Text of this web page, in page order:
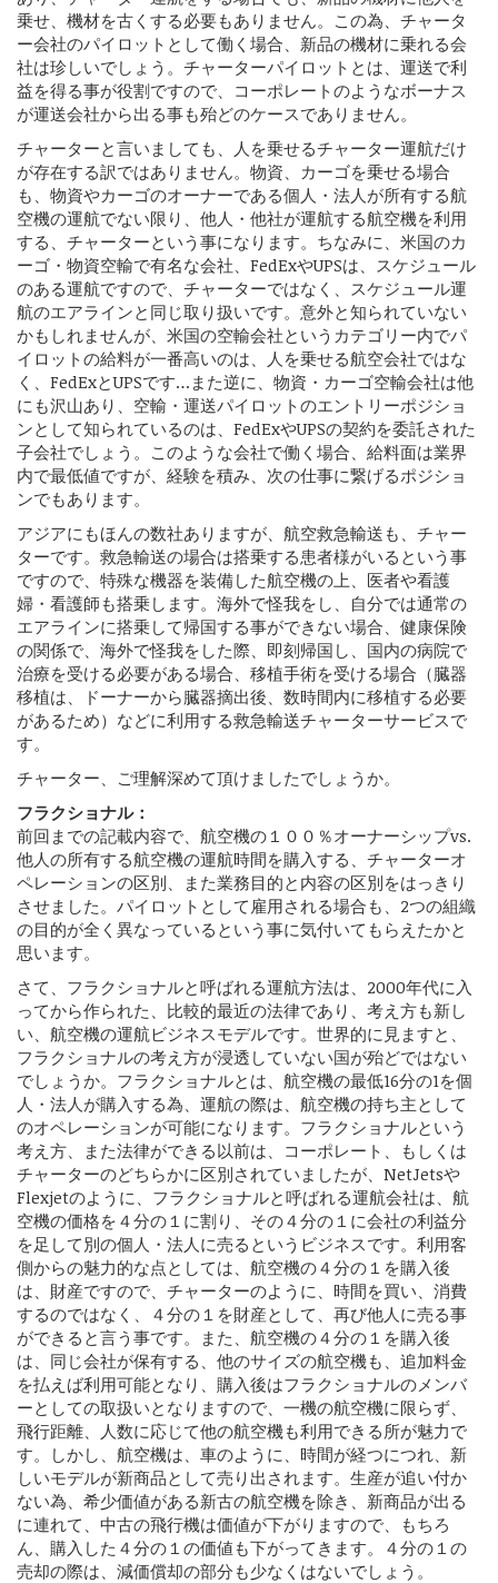
乗せ、機材を古くする必要もありません。この為、チャータ
ー会社のパイロットとして働く場合、新品の機材に乗れる会
社は珍しいでしょう。チャーターパイロットとは、運送で利
益を得る事が役割ですので、コーポレートのようなボーナス
が運送会社から出る事も殆どのケースでありません。
チャーターと言いましても、人を乗せるチャーター運航だけ
が存在する訳ではありません。物資、カーゴを乗せる場合
も、物資やカーゴのオーナーである個人・法人が所有する航
空機の運航でない限り、他人・他社が運航する航空機を利用
する、チャーターという事になります。ちなみに、米国のカ
ーゴ・物資空輸で有名な会社、FedExやUPSは、スケジュール
のある運航ですので、チャーターではなく、スケジュール運
航のエアラインと同じ取り扱いです。意外と知られていない
かもしれませんが、米国の空輸会社というカテゴリー内でパ
イロットの給料が一番高いのは、人を乗せる航空会社ではな
く、FedExとUPSです…また逆に、物資・カーゴ空輸会社は他
にも沢山あり、空輸・運送パイロットのエントリーポジショ
ンとして知られているのは、FedExやUPSの契約を委託された
子会社でしょう。このような会社で働く場合、給料面は業界
内で最低値ですが、経験を積み、次の仕事に繋げるポジショ
ンでもあります。
アジアにもほんの数社ありますが、航空救急輸送も、チャー
ターです。救急輸送の場合は搭乗する患者様がいるという事
ですので、特殊な機器を装備した航空機の上、医者や看護
婦・看護師も搭乗します。海外で怪我をし、自分では通常の
エアラインに搭乗して帰国する事ができない場合、健康保険
の関係で、海外で怪我をした際、即刻帰国し、国内の病院で
治療を受ける必要がある場合、移植手術を受ける場合（臓器
移植は、ドーナーから臓器摘出後、数時間内に移植する必要
があるため）などに利用する救急輸送チャーターサービスで
す。
チャーター、ご理解深めて頂けましたでしょうか。
フラクショナル：
前回までの記載内容で、航空機の１００％オーナーシップvs.
他人の所有する航空機の運航時間を購入する、チャーターオ
ペレーションの区別、また業務目的と内容の区別をはっきり
させました。パイロットとして雇用される場合も、2つの組織
の目的が全く異なっているという事に気付いてもらえたかと
思います。
さて、フラクショナルと呼ばれる運航方法は、2000年代に入
ってから作られた、比較的最近の法律であり、考え方も新し
い、航空機の運航ビジネスモデルです。世界的に見ますと、
フラクショナルの考え方が浸透していない国が殆どではない
でしょうか。フラクショナルとは、航空機の最低16分の1を個
人・法人が購入する為、運航の際は、航空機の持ち主として
のオペレーションが可能になります。フラクショナルという
考え方、また法律ができる以前は、コーポレート、もしくは
チャーターのどちらかに区別されていましたが、NetJetsや
Flexjetのように、フラクショナルと呼ばれる運航会社は、航
空機の価格を４分の１に割り、その４分の１に会社の利益分
を足して別の個人・法人に売るというビジネスです。利用客
側からの魅力的な点としては、航空機の４分の１を購入後
は、財産ですので、チャーターのように、時間を買い、消費
するのではなく、４分の１を財産として、再び他人に売る事
ができると言う事です。また、航空機の４分の１を購入後
は、同じ会社が保有する、他のサイズの航空機も、追加料金
を払えば利用可能となり、購入後はフラクショナルのメンバ
ーとしての取扱いとなりますので、一機の航空機に限らず、
飛行距離、人数に応じて他の航空機も利用できる所が魅力で
す。しかし、航空機は、車のように、時間が経つにつれ、新
しいモデルが新商品として売り出されます。生産が追い付か
ない為、希少価値がある新古の航空機を除き、新商品が出る
に連れて、中古の飛行機は価値が下がりますので、もちろ
ん、購入した４分の１の価値も下がってきます。４分の１の
売却の際は、減価償却の部分も少なくはないでしょう。